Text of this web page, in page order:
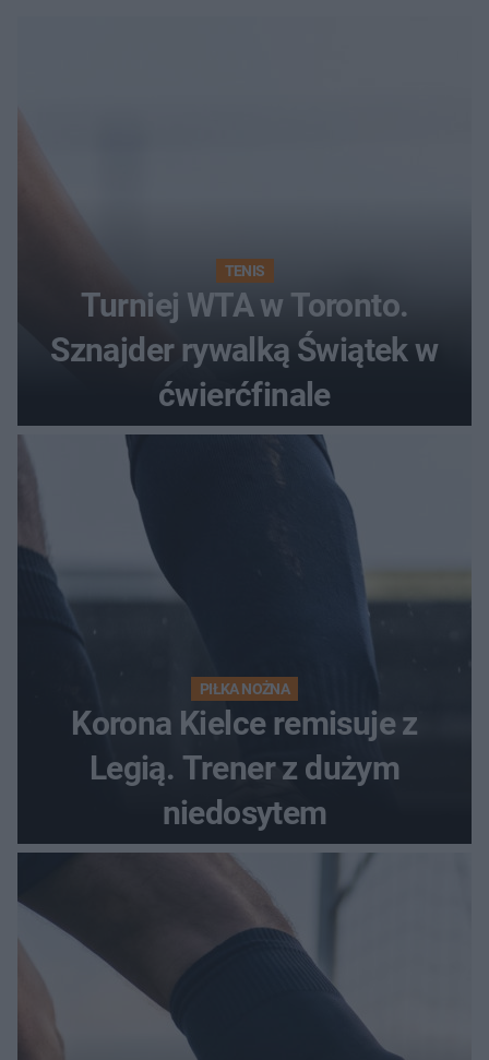
TENIS
Turniej WTA w Toronto.
Sznajder rywalką Świątek w
ćwierćfinale
PIŁKA NOŻNA
Korona Kielce remisuje z
Legią. Trener z dużym
niedosytem